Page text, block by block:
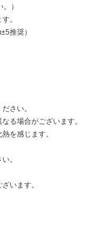
）
。
推奨）
さい。
る場合がございます。
を感じます。
。
います。